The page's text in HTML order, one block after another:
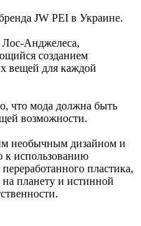
JW PEI в Украине.
Анджелеса,
созданием
вещей для каждой
что мода должна быть
возможности.
необычным дизайном и
к использованию
пластика,
планету и истинной